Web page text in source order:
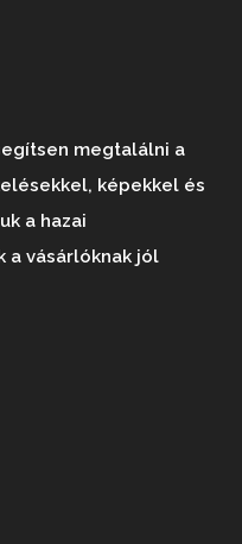
megtalálni a
képekkel és
a hazai
a vásárlóknak jól